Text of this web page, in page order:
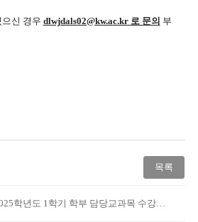
신 경우 dlwjdals02@kw.ac.kr 로 문의 부
목록
년도 1학기 학부 담당교과목 수강포기 학생 처리 기간 안내